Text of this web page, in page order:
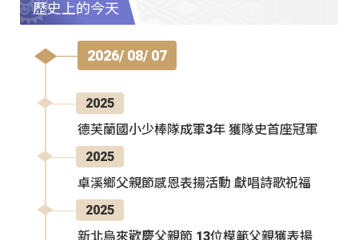
歷史上的今天
2026/ 08/ 07
2025
德芙蘭國小少棒隊成軍3年 獲隊史首座冠軍
2025
卓溪鄉父親節感恩表揚活動 獻唱詩歌祝福
2025
新北烏來歡慶父親節 13位模範父親獲表揚